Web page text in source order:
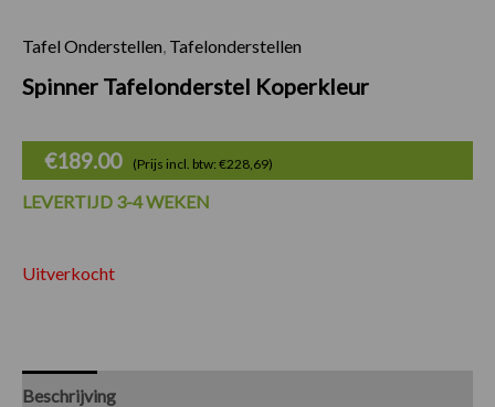
Tafel Onderstellen Tafelonderstellen
Spinner Tafelonderstel Koperkleur
€189.00 (Prijs incl. btw: €228,69)
LEVERTIJD 3-4 WEKEN
Uitverkocht
Beschrijving